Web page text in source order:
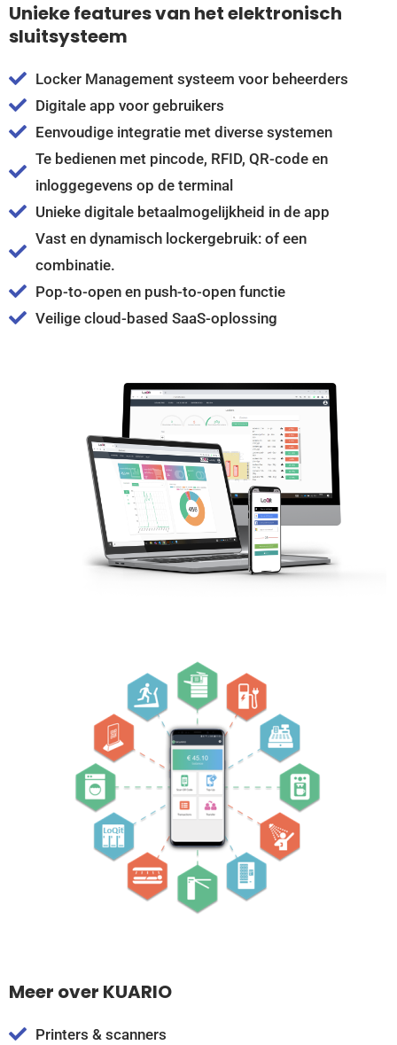
Unieke features van het elektronisch
sluitsysteem
Locker Management systeem voor beheerders
Digitale app voor gebruikers
Eenvoudige integratie met diverse systemen
Te bedienen met pincode, RFID, QR-code en
inloggegevens op de terminal
Unieke digitale betaalmogelijkheid in de app
Vast en dynamisch lockergebruik: of een
combinatie.
Pop-to-open en push-to-open functie
Veilige cloud-based SaaS-oplossing
Meer over KUARIO
Printers & scanners